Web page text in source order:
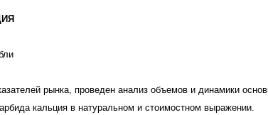
рынка, проведен анализ объемов и динамики
кальция в натуральном и стоимостном выражении.